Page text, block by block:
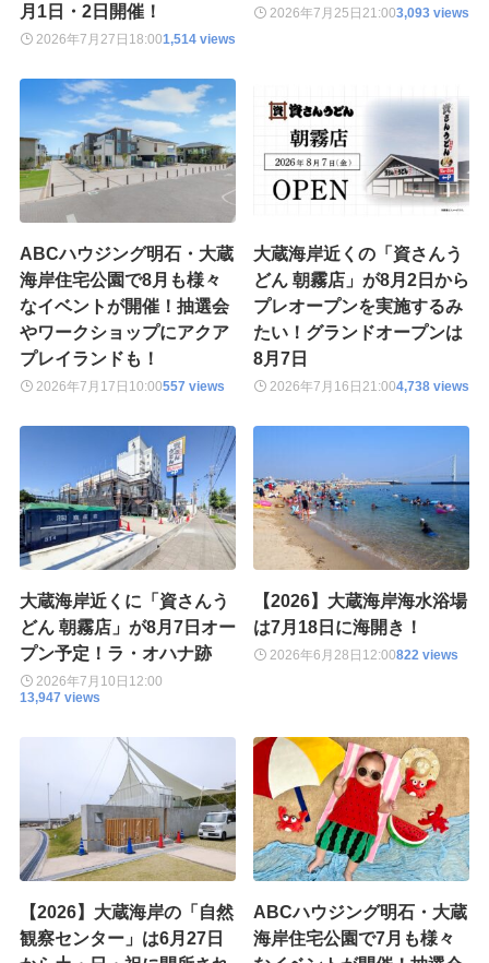
月1日・2日開催！
2026年7月27日 18:001,514 views
2026年7月25日21:003,093 views
ABCハウジング明石・大蔵
海岸住宅公園で8月も様々
なイベントが開催！抽選会
やワークショップにアクア
プレイランドも！
2026年7月17日 10:00557 views
大蔵海岸近くの「資さんう
どん 朝霧店」が8月2日から
プレオープンを実施するみ
たい！グランドオープンは
8月7日
2026年7月16日 21:004,738 views
大蔵海岸近くに「資さんう
どん 朝霧店」が8月7日オー
プン予定！ラ・オハナ跡
2026年7月10日 12:00
13,947 views
【2026】大蔵海岸海水浴場
は7月18日に海開き！
2026年6月28日 12:00822 views
【2026】大蔵海岸の「自然
観察センター」は6月27日
ABCハウジング明石・大蔵
海岸住宅公園で7月も様々